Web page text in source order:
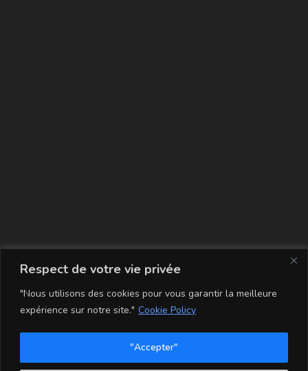
Respect de votre vie privée
"Nous utilisons des cookies pour vous garantir la meilleure
expérience sur notre site." Cookie Policy
"Accepter"
La carte
Conditions Générales de Vente Mentions légales Mon compte